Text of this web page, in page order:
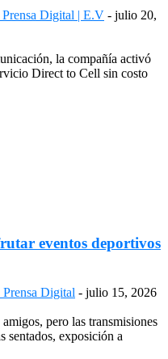
Prensa Digital | E.V - julio 20,
la compañía activó
Direct to Cell sin costo
eventos deportivos
Digital - julio 15, 2026
pero las transmisiones
sentados, exposición a